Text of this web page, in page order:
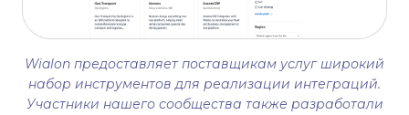
Wialon предоставляет поставщикам услуг широкий
набор инструментов для реализации интеграций.
Участники нашего сообщества также разработали